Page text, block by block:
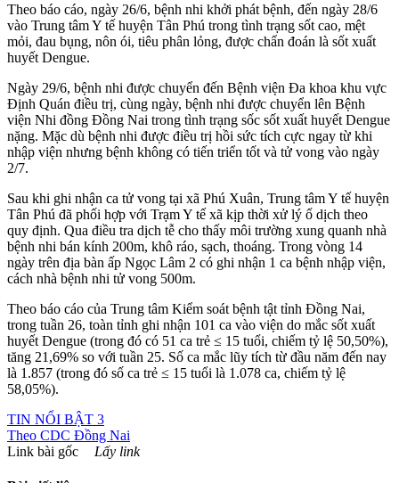
Theo báo cáo, ngày 26/6, bệnh nhi khởi phát bệnh, đến ngày 28/6
vào Trung tâm Y tế huyện Tân Phú trong tình trạng sốt cao, mệt
mỏi, đau bụng, nôn ói, tiêu phân lỏng, được chẩn đoán là sốt xuất
huyết Dengue.
Ngày 29/6, bệnh nhi được chuyển đến Bệnh viện Đa khoa khu vực
Định Quán điều trị, cùng ngày, bệnh nhi được chuyển lên Bệnh
viện Nhi đồng Đồng Nai trong tình trạng sốc sốt xuất huyết Dengue
nặng. Mặc dù bệnh nhi được điều trị hồi sức tích cực ngay từ khi
nhập viện nhưng bệnh không có tiến triển tốt và tử vong vào ngày
2/7.
Sau khi ghi nhận ca tử vong tại xã Phú Xuân, Trung tâm Y tế huyện
Tân Phú đã phối hợp với Trạm Y tế xã kịp thời xử lý ổ dịch theo
quy định. Qua điều tra dịch tễ cho thấy môi trường xung quanh nhà
bệnh nhi bán kính 200m, khô ráo, sạch, thoáng. Trong vòng 14
ngày trên địa bàn ấp Ngọc Lâm 2 có ghi nhận 1 ca bệnh nhập viện,
cách nhà bệnh nhi tử vong 500m.
Theo báo cáo của Trung tâm Kiểm soát bệnh tật tỉnh Đồng Nai,
trong tuần 26, toàn tỉnh ghi nhận 101 ca vào viện do mắc sốt xuất
huyết Dengue (trong đó có 51 ca trẻ ≤ 15 tuổi, chiếm tỷ lệ 50,50%),
tăng 21,69% so với tuần 25. Số ca mắc lũy tích từ đầu năm đến nay
là 1.857 (trong đó số ca trẻ ≤ 15 tuổi là 1.078 ca, chiếm tỷ lệ
58,05%).
TIN NỔI BẬT 3
Theo CDC Đồng Nai
Link bài gốc
Lấy link